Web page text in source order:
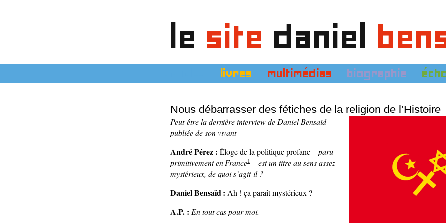
le site daniel
livres multimédias biographie
Nous débarrasser des fétiches de la religion de l’Histoire
Peut-être la dernière interview de Daniel Bensaïd
publiée de son vivant
André Pérez : Éloge de la politique profane– paru
primitivement en France1 – est un titre au sens assez
mystérieux, de quoi s’agit-il ?
Daniel Bensaïd : Ah ! ça paraît mystérieux ?
A.P. : En tout cas pour moi.